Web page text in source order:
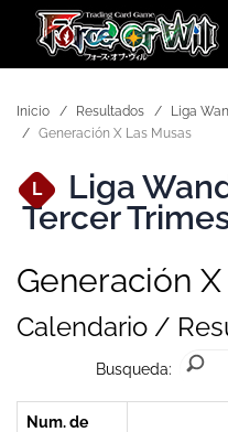
Inicio Resultados
Liga
Generación X Las Musas
L Liga
Tercer
Generación
Calendario /
Busqueda:
Num. de